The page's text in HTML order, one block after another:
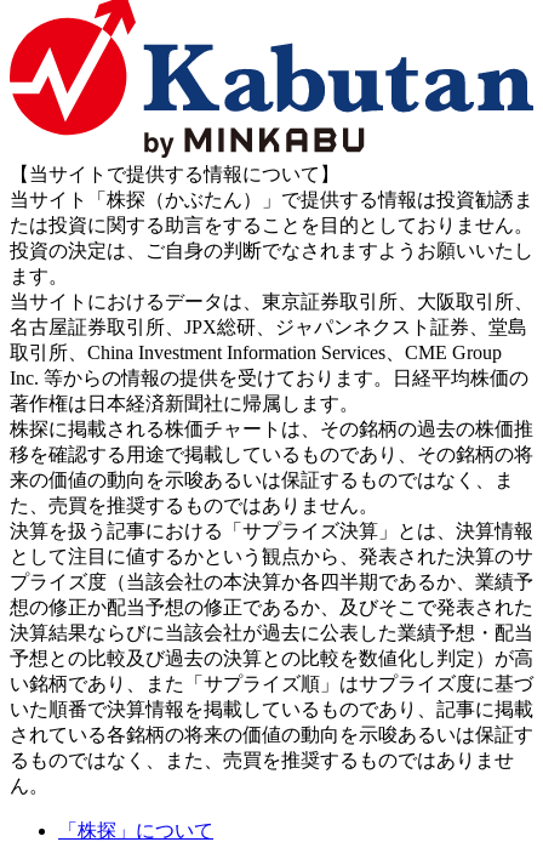
【当サイトで提供する情報について】
当サイト「株探（かぶたん）」で提供する情報は投資勧誘ま
たは投資に関する助言をすることを目的としておりません。
投資の決定は、ご自身の判断でなされますようお願いいたし
ます。
当サイトにおけるデータは、東京証券取引所、大阪取引所、
名古屋証券取引所、JPX総研、ジャパンネクスト証券、堂島
取引所、China Investment Information Services、CME Group
Inc. 等からの情報の提供を受けております。日経平均株価の
著作権は日本経済新聞社に帰属します。
株探に掲載される株価チャートは、その銘柄の過去の株価推
移を確認する用途で掲載しているものであり、その銘柄の将
来の価値の動向を示唆あるいは保証するものではなく、ま
た、売買を推奨するものではありません。
決算を扱う記事における「サプライズ決算」とは、決算情報
として注目に値するかという観点から、発表された決算のサ
プライズ度（当該会社の本決算か各四半期であるか、業績予
想の修正か配当予想の修正であるか、及びそこで発表された
決算結果ならびに当該会社が過去に公表した業績予想・配当
予想との比較及び過去の決算との比較を数値化し判定）が高
い銘柄であり、また「サプライズ順」はサプライズ度に基づ
いた順番で決算情報を掲載しているものであり、記事に掲載
されている各銘柄の将来の価値の動向を示唆あるいは保証す
るものではなく、また、売買を推奨するものではありませ
ん。
「株探」について